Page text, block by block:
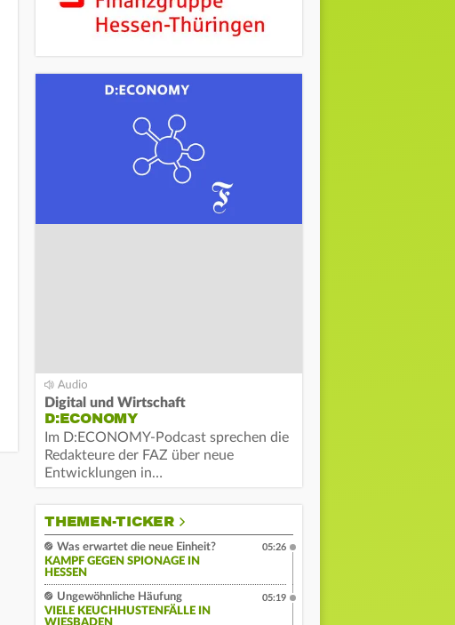
Digital und Wirtschaft
D:ECONOMY
Im D:ECONOMY-Podcast sprechen die
Redakteure der FAZ über neue
Entwicklungen in…
THEMEN-TICKER
Was erwartet die neue Einheit?
KAMPF GEGEN SPIONAGE IN
HESSEN
05:26
Ungewöhnliche Häufung
VIELE KEUCHHUSTENFÄLLE IN
WIESBADEN
05:19